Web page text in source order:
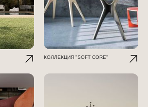
КОЛЛЕКЦИЯ "SOFT CORE"